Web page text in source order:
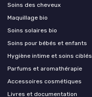
Soins des cheveux
Maquillage bio
Soins solaires bio
Soins pour bébés et enfants
Hygiène intime et soins ciblés
Parfums et aromathérapie
Accessoires cosmétiques
Livres et documentation